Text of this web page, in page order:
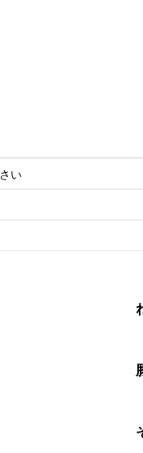
い
お早めにお召し上がりく